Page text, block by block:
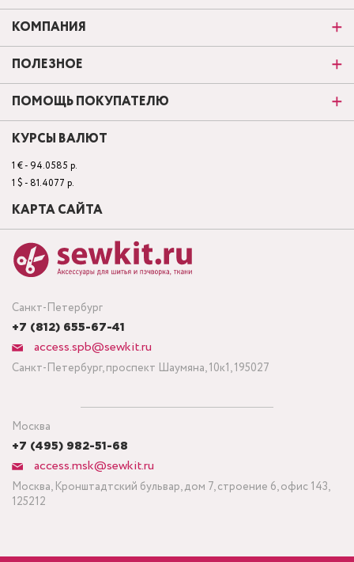
Санкт-Петербург
+7 (812) 655-67-41
access.spb@sewkit.ru
Санкт-Петербург, проспект Шаумяна, 10к1, 195027
Москва
+7 (495) 982-51-68
access.msk@sewkit.ru
Москва, Кронштадтский бульвар, дом 7, строение 6, офис 143,
125212
КОМПАНИЯ
ПОЛЕЗНОЕ
ПОМОЩЬ ПОКУПАТЕЛЮ
КУРСЫ ВАЛЮТ
1 € - 94.0585 р.
1 $ - 81.4077 р.
КАРТА САЙТА